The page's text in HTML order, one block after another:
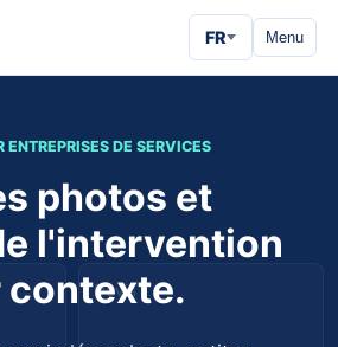
FR Menu
Devis
DE SERVICES
photos et
l'intervention
contexte.